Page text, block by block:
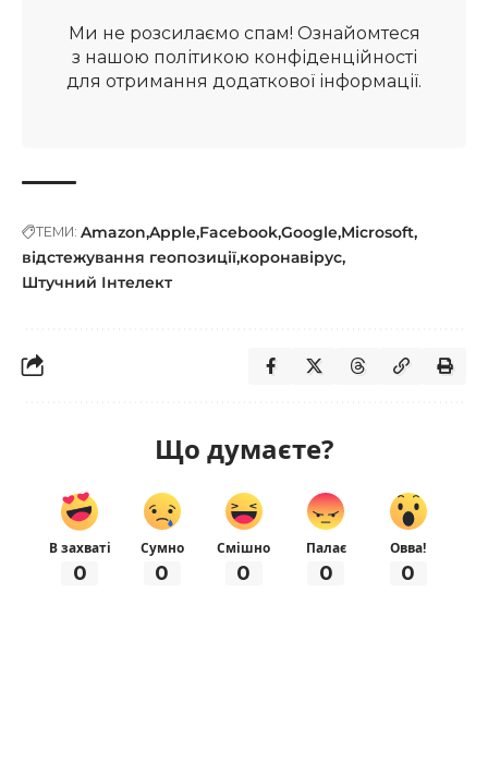
Ми не розсилаємо спам! Ознайомтеся
з нашою політикою конфіденційності
для отримання додаткової інформації.
ТЕМИ: Amazon Apple FacebookGoogle Microsoft
відстежування геопозиції коронавірус
Штучний Інтелект
Що думаєте?
В захваті
0
Сумно
0
Смішно
0
Палає
0
Овва!
0